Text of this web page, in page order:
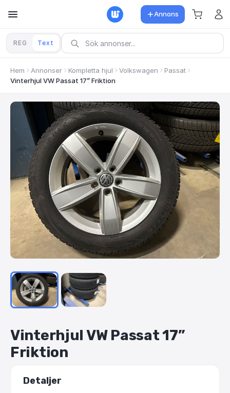
Annons
REG Text
Hem Annonser Kompletta hjul Volkswagen
Passat
Vinterhjul VW Passat 17” Friktion
Vinterhjul VW Passat17”
Friktion
Detaljer